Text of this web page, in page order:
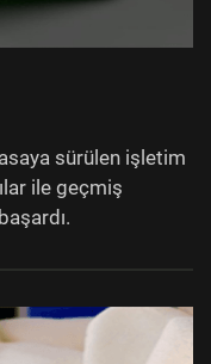
sürülen işletim
ile geçmiş